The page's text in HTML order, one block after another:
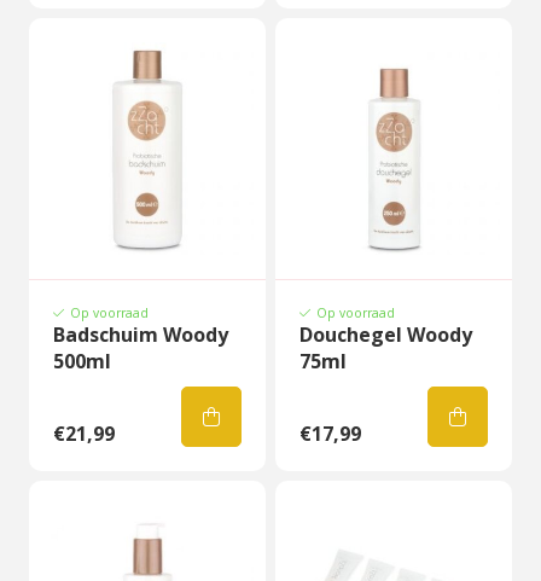
Op voorraad
Badschuim Woody
500ml
€21,99
Op voorraad
Douchegel Woody
75ml
€17,99